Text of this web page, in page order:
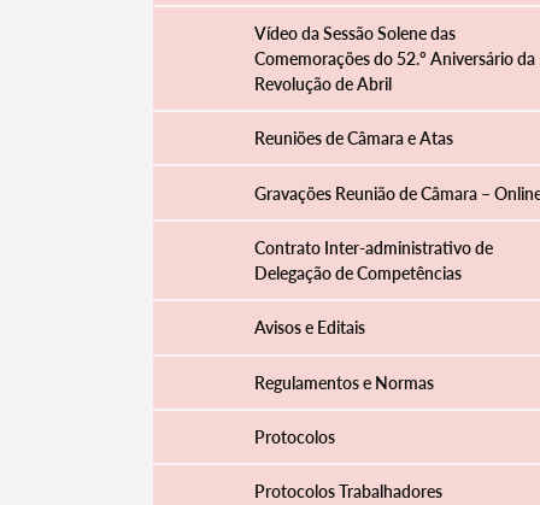
Vídeo da Sessão Solene das
Comemorações do 52.º Aniversário da
Revolução de Abril
Reuniões de Câmara e Atas
Gravações Reunião de Câmara –
Contrato Inter-administrativo de
Delegação de Competências
Avisos e Editais
Regulamentos e Normas
Protocolos
Protocolos Trabalhadores